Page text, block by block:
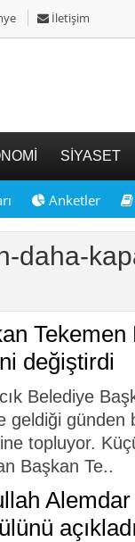
İletişim
SİYASET
Anketler
daha-
Tekemen
değiştirdi
Belediye
geldiği günden
topluyor.
Başkan Te..
Alemdar